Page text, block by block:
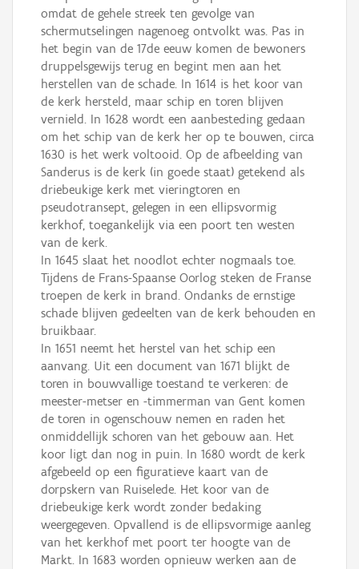
omdat de gehele streek ten gevolge van
schermutselingen nagenoeg ontvolkt was. Pas in
het begin van de 17de eeuw komen de bewoners
druppelsgewijs terug en begint men aan het
herstellen van de schade. In 1614 is het koor van
de kerk hersteld, maar schip en toren blijven
vernield. In 1628 wordt een aanbesteding gedaan
om het schip van de kerk her op te bouwen, circa
1630 is het werk voltooid. Op de afbeelding van
Sanderus is de kerk (in goede staat) getekend als
driebeukige kerk met vieringtoren en
pseudotransept, gelegen in een ellipsvormig
kerkhof, toegankelijk via een poort ten westen
van de kerk.
In 1645 slaat het noodlot echter nogmaals toe.
Tijdens de Frans-Spaanse Oorlog steken de Franse
troepen de kerk in brand. Ondanks de ernstige
schade blijven gedeelten van de kerk behouden en
bruikbaar.
In 1651 neemt het herstel van het schip een
aanvang. Uit een document van 1671 blijkt de
toren in bouwvallige toestand te verkeren: de
meester-metser en -timmerman van Gent komen
de toren in ogenschouw nemen en raden het
onmiddellijk schoren van het gebouw aan. Het
koor ligt dan nog in puin. In 1680 wordt de kerk
afgebeeld op een figuratieve kaart van de
dorpskern van Ruiselede. Het koor van de
driebeukige kerk wordt zonder bedaking
weergegeven. Opvallend is de ellipsvormige aanleg
van het kerkhof met poort ter hoogte van de
Markt. In 1683 worden opnieuw werken aan de